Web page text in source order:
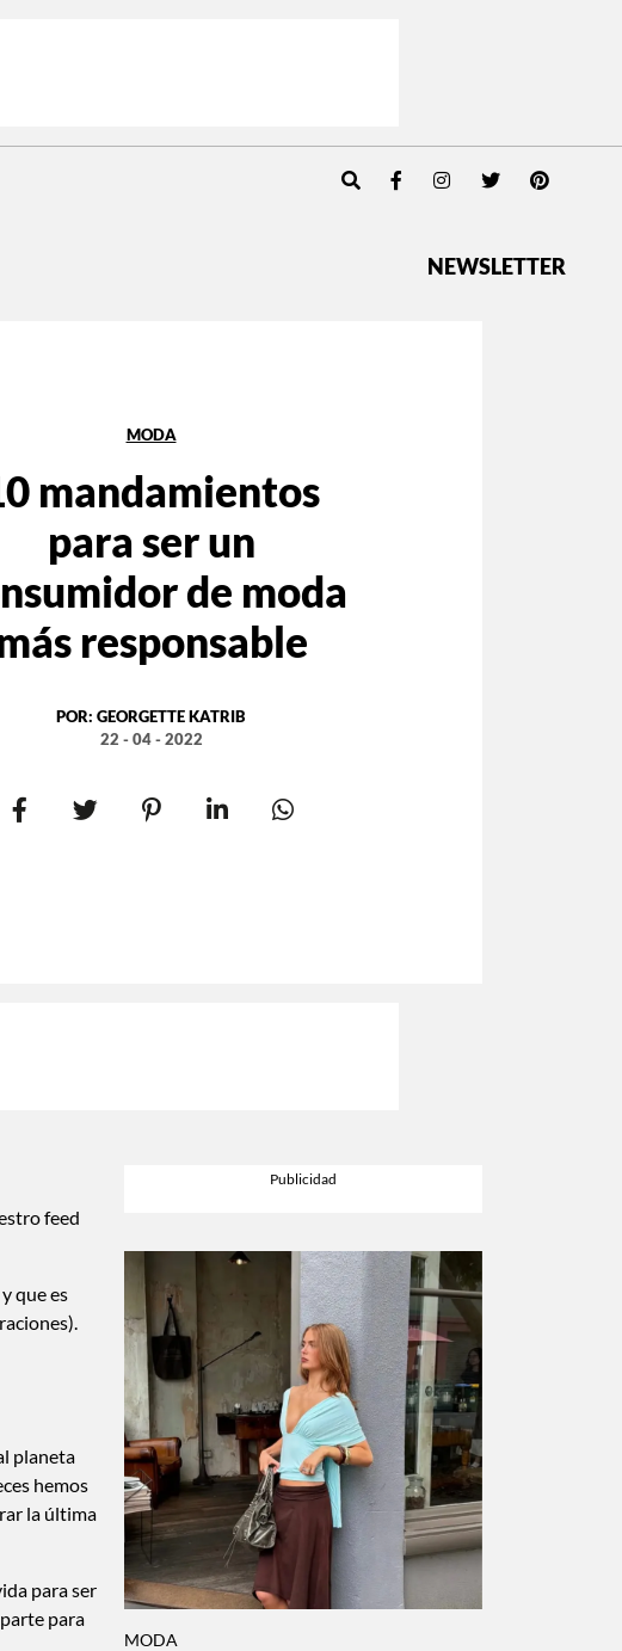
NEWSLETTER
MODA
mandamientos
para ser un
de moda
responsable
POR: GEORGETTE KATRIB
22 - 04 - 2022
feed
que es
planeta
hemos
la última
para ser
para
MODA